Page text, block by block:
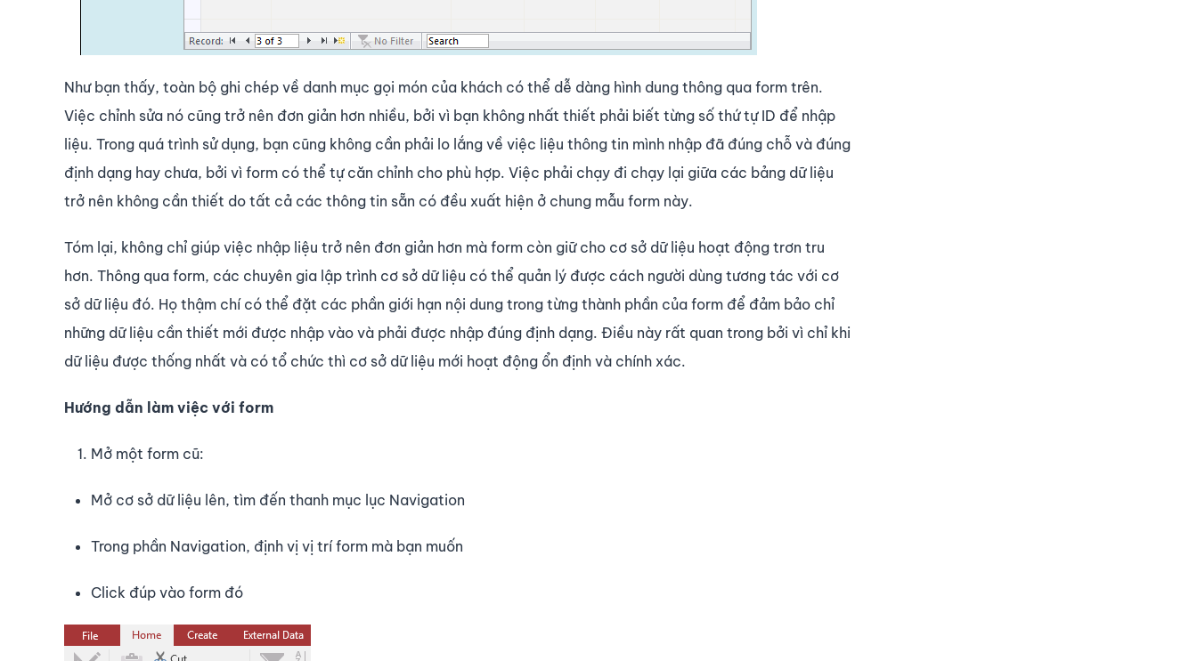
Như bạn thấy, toàn bộ ghi chép về danh mục gọi món của khách có thể dễ dàng hình dung thông qua form trên.
Việc chỉnh sửa nó cũng trở nên đơn giản hơn nhiều, bởi vì bạn không nhất thiết phải biết từng số thứ tự ID để nhập
liệu. Trong quá trình sử dụng, bạn cũng không cần phải lo lắng về việc liệu thông tin mình nhập đã đúng chỗ và đúng
định dạng hay chưa, bởi vì form có thể tự căn chỉnh cho phù hợp. Việc phải chạy đi chạy lại giữa các bảng dữ liệu
trở nên không cần thiết do tất cả các thông tin sẵn có đều xuất hiện ở chung mẫu form này.
Tóm lại, không chỉ giúp việc nhập liệu trở nên đơn giản hơn mà form còn giữ cho cơ sở dữ liệu hoạt động trơn tru
hơn. Thông qua form, các chuyên gia lập trình cơ sở dữ liệu có thể quản lý được cách người dùng tương tác với cơ
sở dữ liệu đó. Họ thậm chí có thể đặt các phần giới hạn nội dung trong từng thành phần của form để đảm bảo chỉ
những dữ liệu cần thiết mới được nhập vào và phải được nhập đúng định dạng. Điều này rất quan trong bởi vì chỉ khi
dữ liệu được thống nhất và có tổ chức thì cơ sở dữ liệu mới hoạt động ổn định và chính xác.
Hướng dẫn làm việc với form
Mở một form cũ:
Mở cơ sở dữ liệu lên, tìm đến thanh mục lục Navigation
Trong phần Navigation, định vị vị trí form mà bạn muốn
Click đúp vào form đó